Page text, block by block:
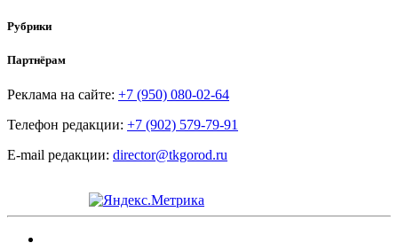
Рубрики
Партнёрам
Реклама на сайте: +7 (950) 080-02-64
Телефон редакции: +7 (902) 579-79-91
E-mail редакции: director@tkgorod.ru